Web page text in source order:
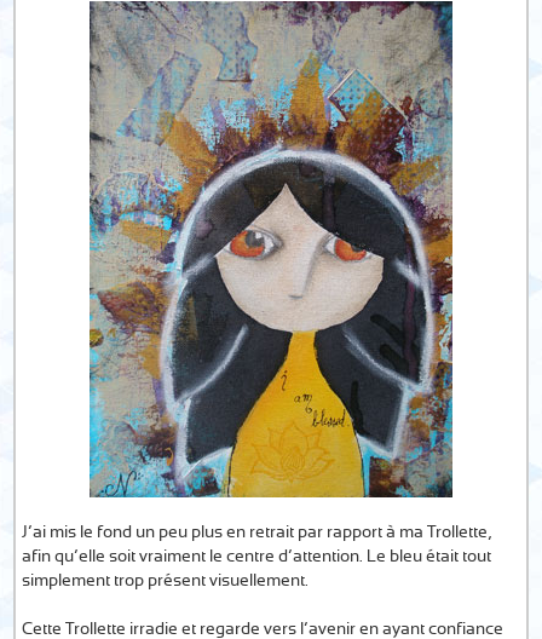
J’ai mis le fond un peu plus en retrait par rapport à ma Trollette,
afin qu’elle soit vraiment le centre d’attention. Le bleu était tout
simplement trop présent visuellement.
Cette Trollette irradie et regarde vers l’avenir en ayant confiance